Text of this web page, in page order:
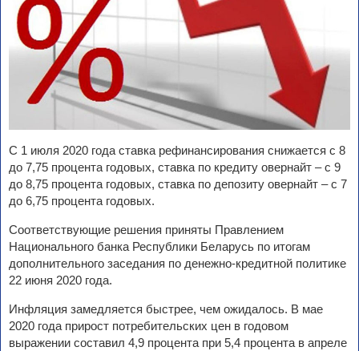
С 1 июля 2020 года ставка рефинансирования снижается с 8
до 7,75 процента годовых, ставка по кредиту овернайт – с 9
до 8,75 процента годовых, ставка по депозиту овернайт – с 7
до 6,75 процента годовых.
Соответствующие решения приняты Правлением
Национального банка Республики Беларусь по итогам
дополнительного заседания по денежно-кредитной политике
22 июня 2020 года.
Инфляция замедляется быстрее, чем ожидалось. В мае
2020 года прирост потребительских цен в годовом
выражении составил 4,9 процента при 5,4 процента в апреле